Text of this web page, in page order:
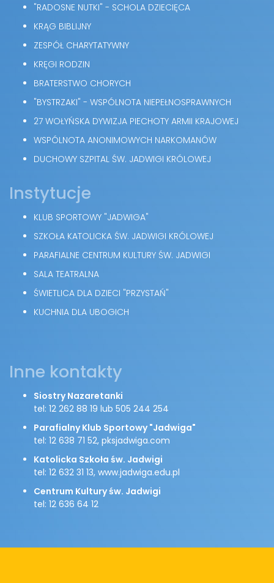
"RADOSNE NUTKI" - SCHOLA DZIECIĘCA
KRĄG BIBLIJNY
ZESPÓŁ CHARYTATYWNY
KRĘGI RODZIN
BRATERSTWO CHORYCH
"BYSTRZAKI" - WSPÓLNOTA NIEPEŁNOSPRAWNYCH
27 WOŁYŃSKA DYWIZJA PIECHOTY ARMII KRAJOWEJ
WSPÓLNOTA ANONIMOWYCH NARKOMANÓW
DUCHOWY SZPITAL ŚW. JADWIGI KRÓLOWEJ
Instytucje
KLUB SPORTOWY "JADWIGA"
SZKOŁA KATOLICKA ŚW. JADWIGI KRÓLOWEJ
PARAFIALNE CENTRUM KULTURY ŚW. JADWIGI
SALA TEATRALNA
ŚWIETLICA DLA DZIECI "PRZYSTAŃ"
KUCHNIA DLA UBOGICH
Inne kontakty
Siostry Nazaretanki
tel: 12 262 88 19 lub 505 244 254
Parafialny Klub Sportowy "Jadwiga"
tel: 12 638 71 52, pksjadwiga.com
Katolicka Szkoła św. Jadwigi
tel: 12 632 31 13, www.jadwiga.edu.pl
Centrum Kultury św. Jadwigi
tel: 12 636 64 12